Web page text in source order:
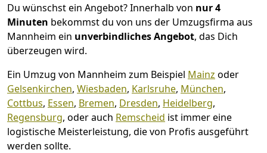
Du wünschst ein Angebot? Innerhalb von nur 4
Minuten bekommst du von uns der Umzugsfirma aus
Mannheim ein unverbindliches Angebot, das Dich
überzeugen wird.
Ein Umzug von Mannheim zum Beispiel Mainz oder
Gelsenkirchen, Wiesbaden, Karlsruhe, München,
Cottbus, Essen, Bremen, Dresden, Heidelberg,
Regensburg, oder auch Remscheid ist immer eine
logistische Meisterleistung, die von Profis ausgeführt
werden sollte.